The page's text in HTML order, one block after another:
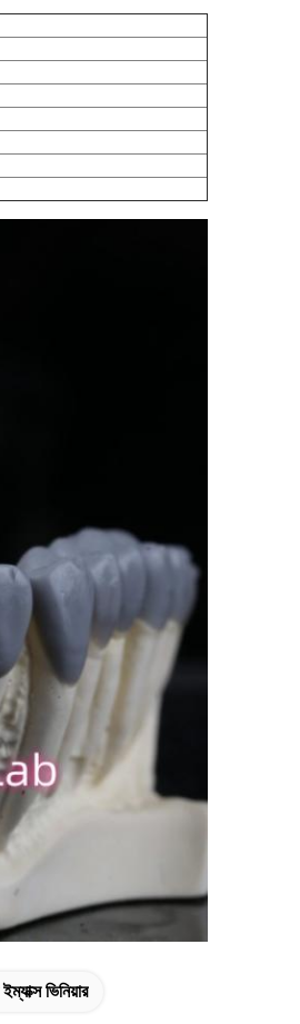
ভিনিয়ার